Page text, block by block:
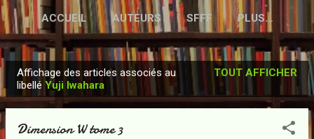
ACCUEIL AUTEURS SFFF PLUS…
r
Affichage des articles associés au
libellé Yuji Iwahara
TOUT AFFICHER
Dimension W tome 3